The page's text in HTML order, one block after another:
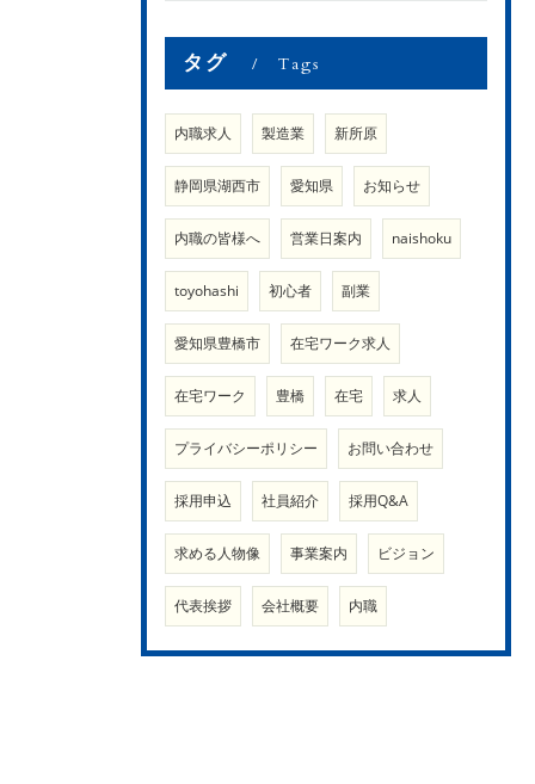
タグ Tags
内職求人 製造業 新所原
静岡県湖西市 愛知県 お知らせ
内職の皆様へ 営業日案内 naishoku
toyohashi 初心者 副業
愛知県豊橋市 在宅ワーク求人
在宅ワーク 豊橋 在宅 求人
プライバシーポリシー お問い合わせ
採用申込 社員紹介 採用Q&A
求める人物像 事業案内 ビジョン
代表挨拶 会社概要 内職